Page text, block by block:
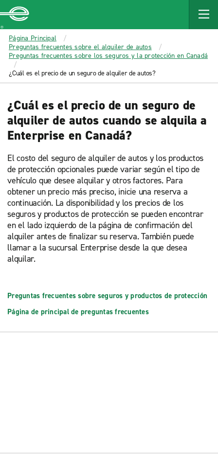
MAIN
CONTENT
Enterprise
Página Principal
Preguntas frecuentes sobre el alquiler de autos
Preguntas frecuentes sobre los seguros y la protección en Canadá
¿Cuál es el precio de un seguro de alquiler de autos?
¿Cuál es el precio de un seguro de
alquiler de autos cuando se alquila a
Enterprise en Canadá?
El costo del seguro de alquiler de autos y los productos
de protección opcionales puede variar según el tipo de
vehículo que desee alquilar y otros factores. Para
obtener un precio más preciso, inicie una reserva a
continuación. La disponibilidad y los precios de los
seguros y productos de protección se pueden encontrar
en el lado izquierdo de la página de confirmación del
alquiler antes de finalizar su reserva. También puede
llamar a la sucursal Enterprise desde la que desea
alquilar.
Preguntas frecuentes sobre seguros y productos de protección
Página de principal de preguntas frecuentes